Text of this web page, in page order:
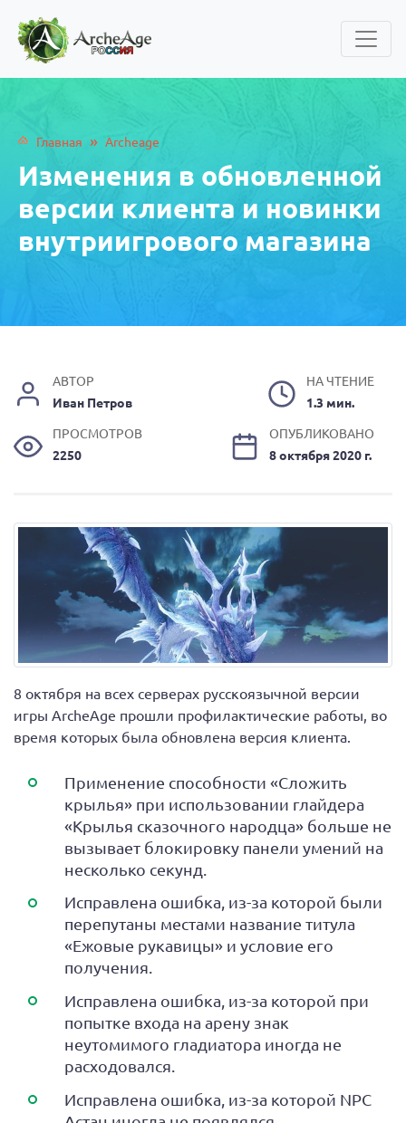
Главная » Archeage
Изменения в обновленной
версии клиента и новинки
внутриигрового магазина
АВТОР
Иван Петров
НА ЧТЕНИЕ
1.3 мин.
ПРОСМОТРОВ
2250
ОПУБЛИКОВАНО
8 октября 2020 г.
8 октября на всех серверах русскоязычной версии
игры ArcheAge прошли профилактические работы, во
время которых была обновлена версия клиента.
Применение способности «Сложить
крылья» при использовании глайдера
«Крылья сказочного народца» больше не
вызывает блокировку панели умений на
несколько секунд.
Исправлена ошибка, из-за которой были
перепутаны местами название титула
«Ежовые рукавицы» и условие его
получения.
Исправлена ошибка, из-за которой при
попытке входа на арену знак
неутомимого гладиатора иногда не
расходовался.
Исправлена ошибка, из-за которой NPC